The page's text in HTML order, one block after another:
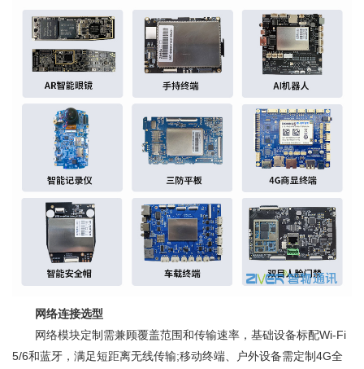
网络连接选型
网络模块定制需兼顾覆盖范围和传输速率，基础设备标配Wi-Fi
5/6和蓝牙，满足短距离无线传输;移动终端、户外设备需定制4G全